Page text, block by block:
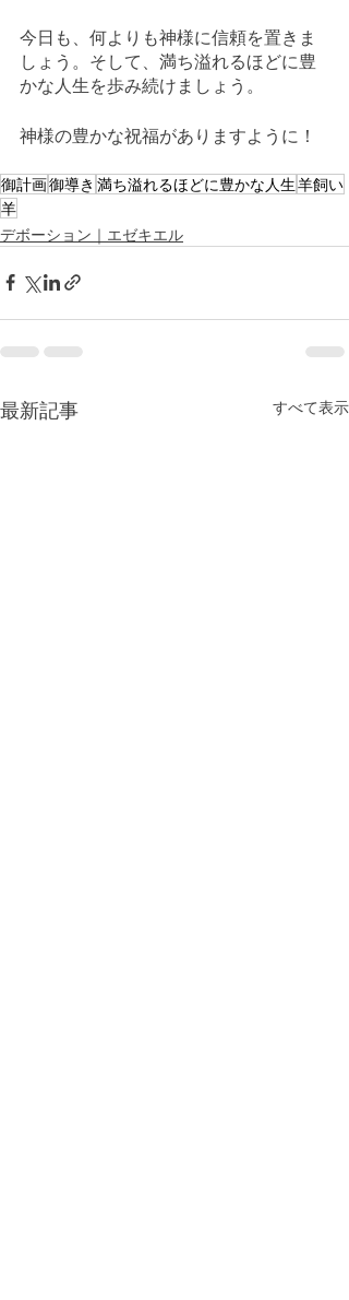
今日も、何よりも神様に信頼を置きま
しょう。そして、満ち溢れるほどに豊
かな人生を歩み続けましょう。
神様の豊かな祝福がありますように！
御計画御導き 満ち溢れるほどに豊かな人生羊飼い
羊
デボーション｜エゼキエル
最新記事 すべて表示